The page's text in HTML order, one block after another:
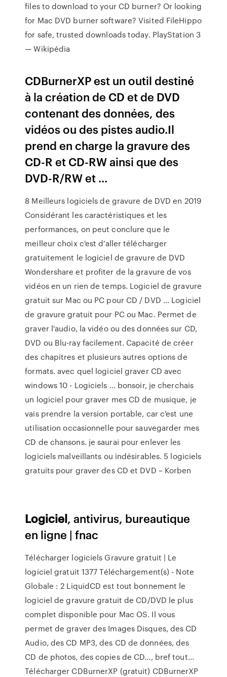
files to download to your CD burner? Or looking
for Mac DVD burner software? Visited FileHippo
for safe, trusted downloads today. PlayStation 3
— Wikipédia
CDBurnerXP est un outil destiné
à la création de CD et de DVD
contenant des données, des
vidéos ou des pistes audio.Il
prend en charge la gravure des
CD-R et CD-RW ainsi que des
DVD-R/RW et ...
8 Meilleurs logiciels de gravure de DVD en 2019
Considérant les caractéristiques et les
performances, on peut conclure que le
meilleur choix c'est d'aller télécharger
gratuitement le logiciel de gravure de DVD
Wondershare et profiter de la gravure de vos
vidéos en un rien de temps. Logiciel de gravure
gratuit sur Mac ou PC pour CD / DVD ... Logiciel
de gravure gratuit pour PC ou Mac. Permet de
graver l'audio, la vidéo ou des données sur CD,
DVD ou Blu-ray facilement. Capacité de créer
des chapitres et plusieurs autres options de
formats. avec quel logiciel graver CD avec
windows 10 - Logiciels ... bonsoir, je cherchais
un logiciel pour graver mes CD de musique, je
vais prendre la version portable, car c'est une
utilisation occasionnelle pour sauvegarder mes
CD de chansons. je saurai pour enlever les
logiciels malveillants ou indésirables. 5 logiciels
gratuits pour graver des CD et DVD – Korben
Logiciel, antivirus, bureautique
en ligne | fnac
Télécharger logiciels Gravure gratuit | Le
logiciel gratuit 1377 Téléchargement(s) - Note
Globale : 2 LiquidCD est tout bonnement le
logiciel de gravure gratuit de CD/DVD le plus
complet disponible pour Mac OS. Il vous
permet de graver des Images Disques, des CD
Audio, des CD MP3, des CD de données, des
CD de photos, des copies de CD..., bref tout...
Télécharger CDBurnerXP (gratuit) CDBurnerXP